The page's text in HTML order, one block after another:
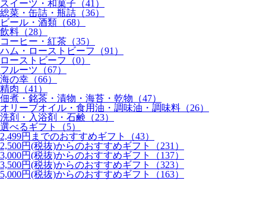
スイーツ・和菓子（41）
総菜・缶詰・瓶詰（36）
ビール・酒類（68）
飲料（28）
コーヒー・紅茶（35）
ハム・ローストビーフ（91）
ローストビーフ（0）
フルーツ（67）
海の幸（66）
精肉（41）
佃煮・銘茶・漬物・海苔・乾物（47）
オリーブオイル・食用油・調味油・調味料（26）
洗剤・入浴剤・石鹸（23）
選べるギフト（5）
2,499円までのおすすめギフト（43）
2,500円(税抜)からのおすすめギフト（231）
3,000円(税抜)からのおすすめギフト（137）
3,500円(税抜)からのおすすめギフト（323）
5,000円(税抜)からのおすすめギフト（163）